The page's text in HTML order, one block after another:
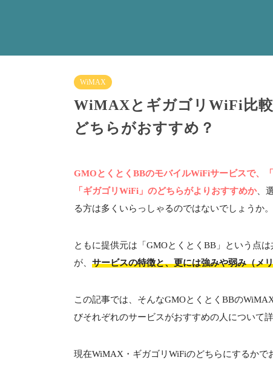
WiMAX
WiMAXとギガゴリWiFi比
どちらがおすすめ？
GMOとくとくBBのモバイルWiFiサービスで、
「ギガゴリWiFi」のどちらがよりおすすめか、
る方は多くいらっしゃるのではないでしょうか。
ともに提供元は「GMOとくとくBB」という点
が、 サービスの特徴と、更には強みや弱み（メ
この記事では、そんなGMOとくとくBBの
びそれぞれのサービスがおすすめの人について
現在WiMAX・ギガゴリWiFiのどちらにするか